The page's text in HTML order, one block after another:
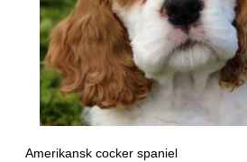
Amerikansk cocker spaniel